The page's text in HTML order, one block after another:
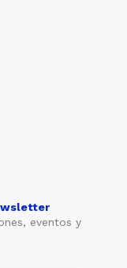
eventos y